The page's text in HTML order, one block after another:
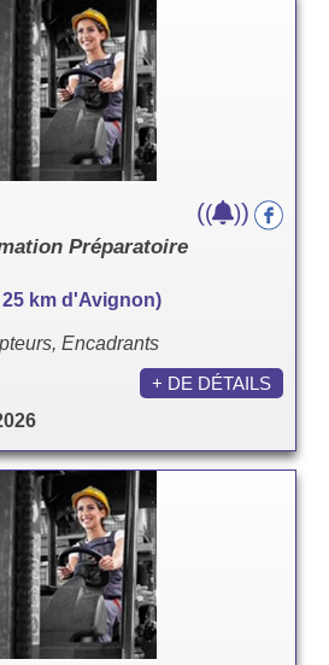
Préparatoire
25 km d'Avignon)
Encadrants
(( ))
+ DE DÉTAILS